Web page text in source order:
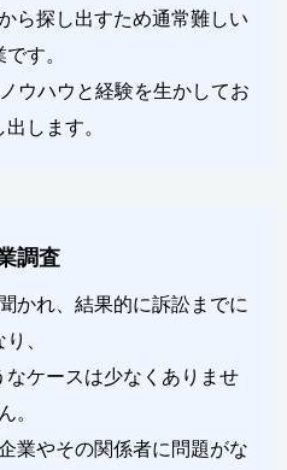
ら探し出すため通常難しい
す。
ウハウと経験を生かしてお
します。
調査
かれ、結果的に訴訟までに
り、
ケースは少なくありませ
ん。
業やその関係者に問題がな